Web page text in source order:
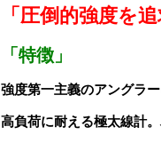
「圧倒的強度を
「特徴」
強度第一主義のアングラ
高負荷に耐える極太線計